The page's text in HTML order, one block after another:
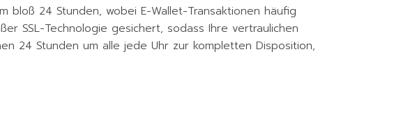
24 Stunden, wobei E-Wallet-Transaktionen häufig
SSL-Technologie gesichert, sodass Ihre vertraulichen
24 Stunden um alle jede Uhr zur kompletten Disposition,